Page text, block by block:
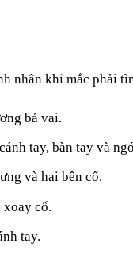
nhân khi mắc phải
bả vai.
tay, bàn tay và
và hai bên cổ.
cổ.
tay.